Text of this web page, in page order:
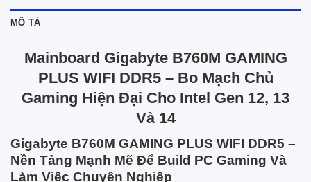
MÔ TẢ
Mainboard Gigabyte B760M GAMING
PLUS WIFI DDR5 – Bo Mạch Chủ
Gaming Hiện Đại Cho Intel Gen 12, 13
Và 14
Gigabyte B760M GAMING PLUS WIFI DDR5 –
Nền Tảng Mạnh Mẽ Để Build PC Gaming Và
Làm Việc Chuyên Nghiệp